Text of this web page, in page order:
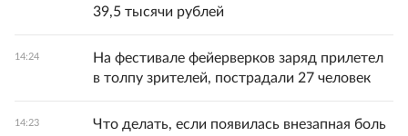
39,5 тысячи рублей
14:24
На фестивале фейерверков заряд прилетел
в толпу зрителей, пострадали 27 человек
14:23
Что делать, если появилась внезапная боль